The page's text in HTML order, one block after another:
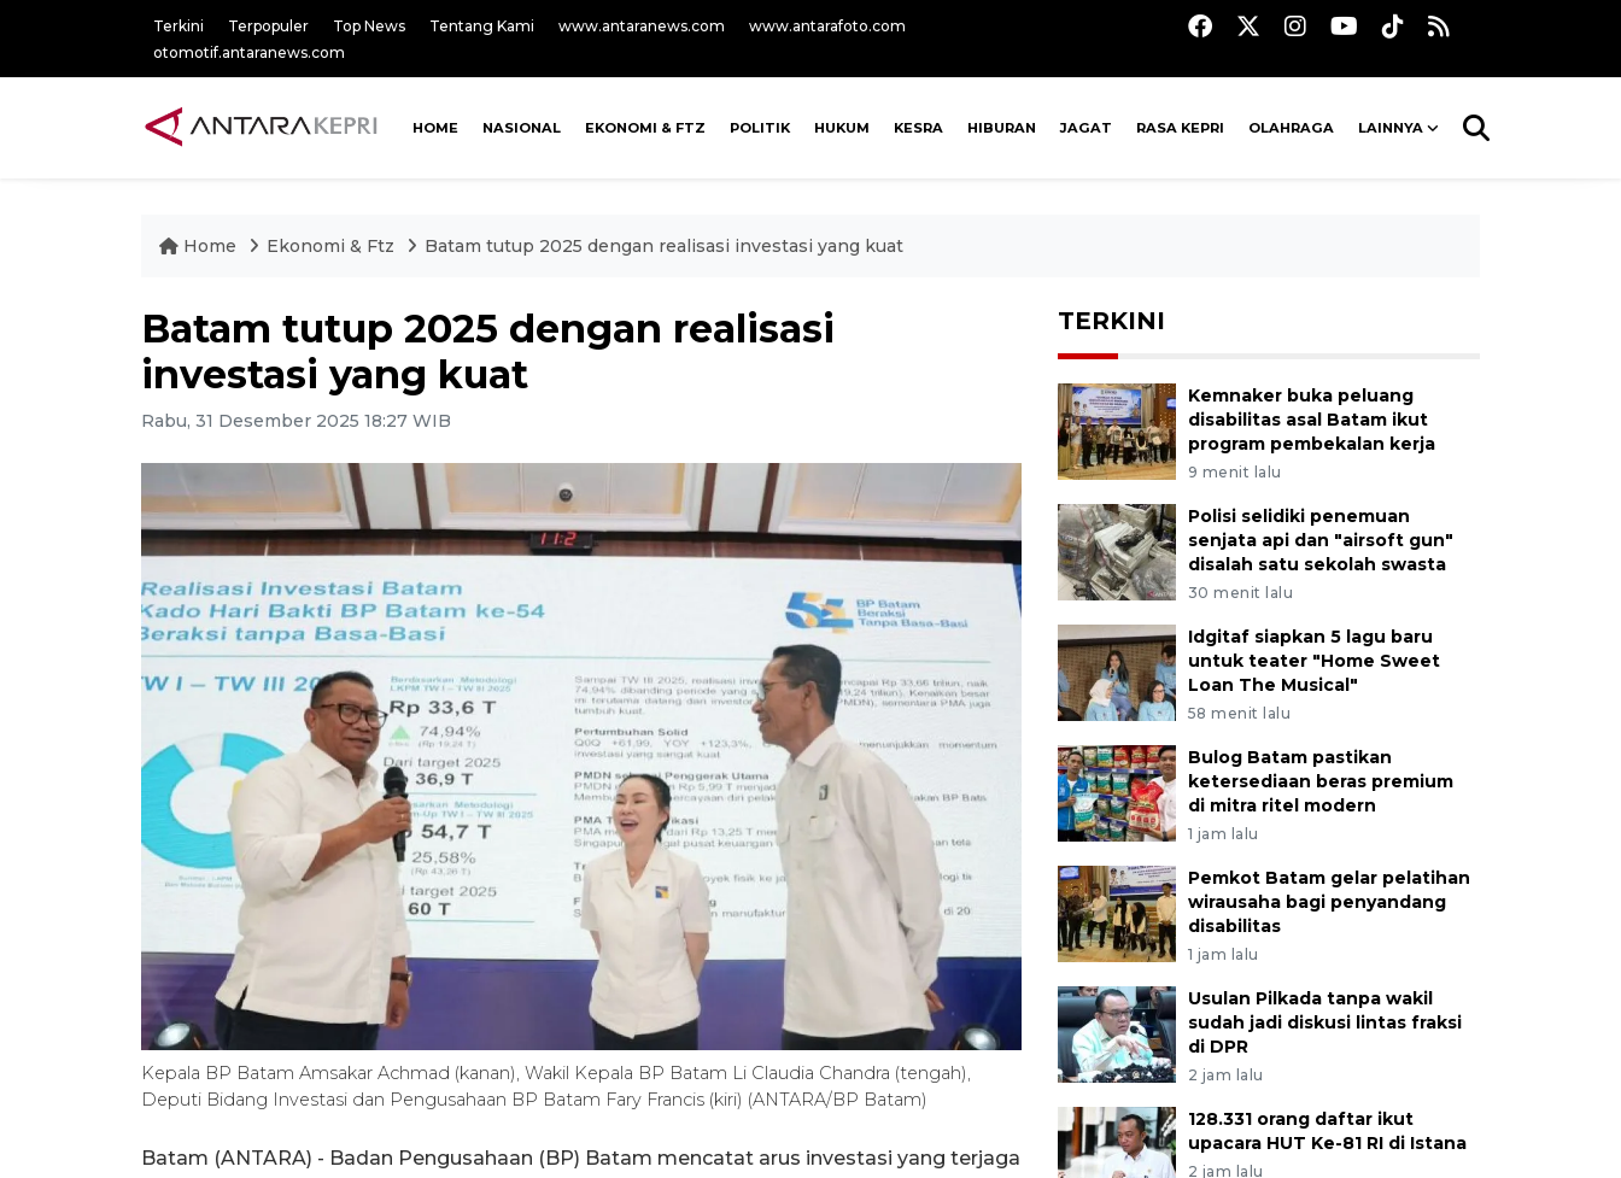
Terkini Terpopuler Top News Tentang Kami www.antaranews.com
www.antarafoto.com
otomotif.antaranews.com
HOME NASIONAL EKONOMI & FTZ POLITIK HUKUM KESRA HIBURAN JAGAT RASA KEPRI OLAHRAGA LAINNYA
Home Ekonomi & Ftz Batam tutup 2025 dengan realisasi investasi yang kuat
Batam tutup 2025 dengan realisasi
investasi yang kuat
Rabu, 31 Desember 2025 18:27 WIB
Kepala BP Batam Amsakar Achmad (kanan), Wakil Kepala BP Batam Li Claudia Chandra (tengah),
Deputi Bidang Investasi dan Pengusahaan BP Batam Fary Francis (kiri) (ANTARA/BP Batam)
Batam (ANTARA) - Badan Pengusahaan (BP) Batam mencatat arus investasi yang terjaga
TERKINI
Kemnaker buka peluang
disabilitas asal Batam ikut
program pembekalan kerja
9 menit lalu
Polisi selidiki penemuan
senjata api dan "airsoft gun"
disalah satu sekolah swasta
30 menit lalu
Idgitaf siapkan 5 lagu baru
untuk teater "Home Sweet
Loan The Musical"
58 menit lalu
Bulog Batam pastikan
ketersediaan beras premium
di mitra ritel modern
1 jam lalu
Pemkot Batam gelar pelatihan
wirausaha bagi penyandang
disabilitas
1 jam lalu
Usulan Pilkada tanpa wakil
sudah jadi diskusi lintas fraksi
di DPR
2 jam lalu
128.331 orang daftar ikut
upacara HUT Ke-81 RI di Istana
2 jam lalu